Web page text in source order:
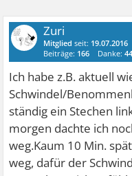
Zuri
Mitglied seit: 19.07.2016
Beiträge: 166 Danke:44
Ich habe z.B. aktuell
Schwindel/
ständig ein Stechen
morgen dachte ich
weg.Kaum 10 Min.
weg, dafür der